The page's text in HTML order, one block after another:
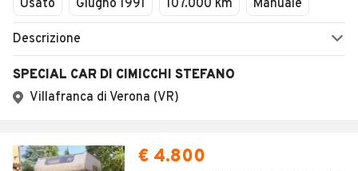
Usato Giugno 1991 107.000 km Manuale
Descrizione
SPECIAL CAR DI CIMICCHI STEFANO
Villafranca di Verona (VR)
€ 4.800